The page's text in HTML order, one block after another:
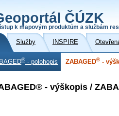
ČÚZK
k mapovým produktům a službám
Služby INSPIRE
® - polohopis ZABAGED® -
- výškopis /